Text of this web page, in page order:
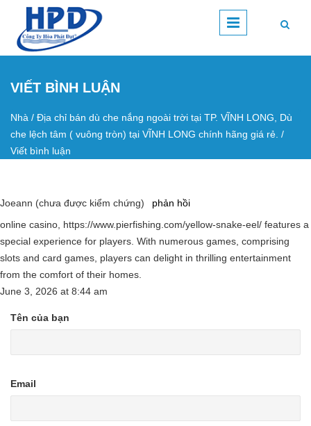
Nhảy đến nội dung
VIẾT BÌNH LUẬN
Bạn đang ở đây
Nhà / Địa chỉ bán dù che nắng ngoài trời tại TP. VĨNH LONG, Dù
che lệch tâm ( vuông tròn) tại VĨNH LONG chính hãng giá rẻ. /
Viết bình luận
Joeann (chưa được kiểm chứng)
phản hồi
online casino, https://www.pierfishing.com/yellow-snake-eel/ features a
special experience for players. With numerous games, comprising
slots and card games, players can delight in thrilling entertainment
from the comfort of their homes.
June 3, 2026 at 8:44 am
Tên của bạn
Email